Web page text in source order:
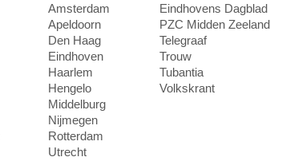
Amsterdam
Apeldoorn
Den Haag
Eindhoven
Haarlem
Hengelo
Middelburg
Nijmegen
Rotterdam
Utrecht
Eindhovens Dagblad
PZC Midden Zeeland
Telegraaf
Trouw
Tubantia
Volkskrant